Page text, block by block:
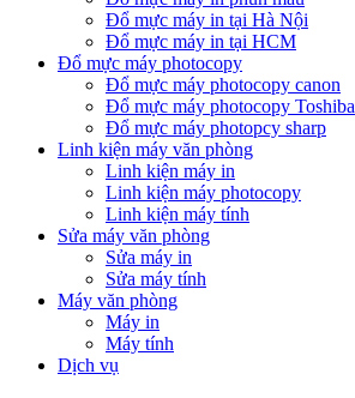
Đổ mực máy in tại Hà Nội
Đổ mực máy in tại HCM
Đổ mực máy photocopy
Đổ mực máy photocopy canon
Đổ mực máy photocopy Toshiba
Đổ mực máy photopcy sharp
Linh kiện máy văn phòng
Linh kiện máy in
Linh kiện máy photocopy
Linh kiện máy tính
Sửa máy văn phòng
Sửa máy in
Sửa máy tính
Máy văn phòng
Máy in
Máy tính
Dịch vụ